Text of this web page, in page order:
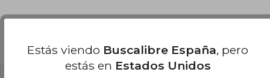
Estás viendo Buscalibre España, pero
estás en Estados Unidos